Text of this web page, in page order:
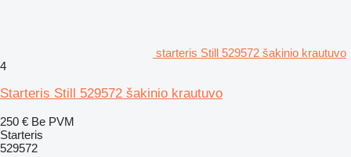
starteris Still 529572 šakinio krautuvo
4
Starteris Still 529572 šakinio krautuvo
250 € Be PVM
Starteris
529572